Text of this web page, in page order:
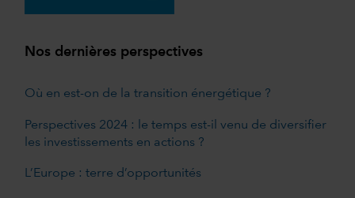
Nos dernières perspectives
Où en est-on de la transition énergétique ?
Perspectives 2024 : le temps est-il venu de diversifier
les investissements en actions ?
L’Europe : terre d’opportunités